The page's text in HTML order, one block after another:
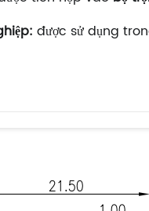
được sử dụng